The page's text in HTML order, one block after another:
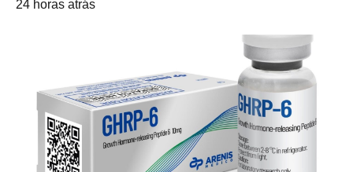
24 horas atrás